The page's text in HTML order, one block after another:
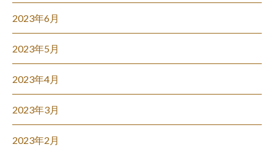
2023年6月
2023年5月
2023年4月
2023年3月
2023年2月